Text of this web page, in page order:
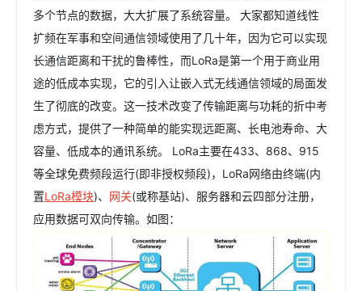
多个节点的数据，大大扩展了系统容量。 大家都知道线性
扩频在军事和空间通信领域使用了几十年，因为它可以实现
长通信距离和干扰的鲁棒性，而LoRa是第一个用于商业用
途的低成本实现，它的引入让嵌入式无线通信领域的局面发
生了彻底的改变。这一技术改变了传输距离与功耗的折中考
虑方式，提供了一种简单的能实现远距离、长电池寿命、大
容量、低成本的通讯系统。 LoRa主要在433、868、915
等全球免费频段运行(即非授权频段)，LoRa网络由终端(内
置LoRa模块)、 网关(或称基站)、服务器和云四部分注册，
应用数据可双向传输。如图：